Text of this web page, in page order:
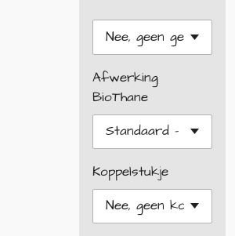
Afwerking
BioThane
Koppelstukje